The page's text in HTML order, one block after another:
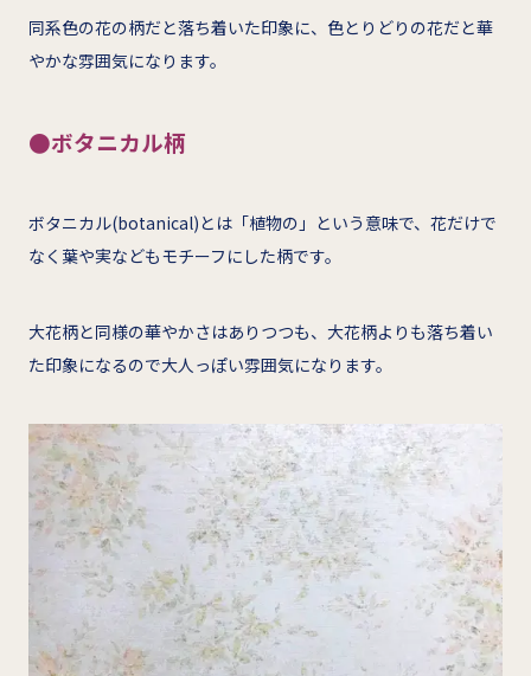
同系色の花の柄だと落ち着いた印象に、色とりどりの花だと華
やかな雰囲気になります。
●ボタニカル柄
ボタニカル(botanical)とは「植物の」という意味で、花だけで
なく葉や実などもモチーフにした柄です。
大花柄と同様の華やかさはありつつも、大花柄よりも落ち着い
た印象になるので大人っぽい雰囲気になります。